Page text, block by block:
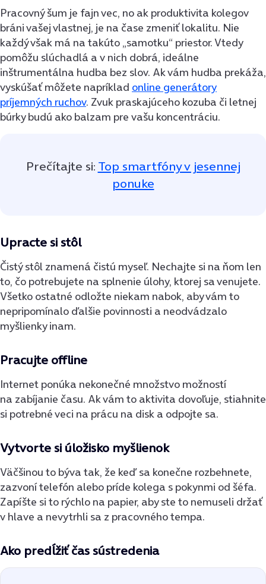
Pracovný šum je fajn vec, no ak produktivita kolegov
bráni vašej vlastnej, je na čase zmeniť lokalitu. Nie
každý však má na takúto „samotku“ priestor. Vtedy
pomôžu slúchadlá a v nich dobrá, ideálne
inštrumentálna hudba bez slov. Ak vám hudba prekáža,
vyskúšať môžete napríklad online generátory
príjemných ruchov. Zvuk praskajúceho kozuba či letnej
búrky budú ako balzam pre vašu koncentráciu.
Prečítajte si: Top smartfóny v jesennej
ponuke
Upracte si stôl
Čistý stôl znamená čistú myseľ. Nechajte si na ňom len
to, čo potrebujete na splnenie úlohy, ktorej sa venujete.
Všetko ostatné odložte niekam nabok, aby vám to
nepripomínalo ďalšie povinnosti a neodvádzalo
myšlienky inam.
Pracujte offline
Internet ponúka nekonečné množstvo možností
na zabíjanie času. Ak vám to aktivita dovoľuje, stiahnite
si potrebné veci na prácu na disk a odpojte sa.
Vytvorte si úložisko myšlienok
Väčšinou to býva tak, že keď sa konečne rozbehnete,
zazvoní telefón alebo príde kolega s pokynmi od šéfa.
Zapíšte si to rýchlo na papier, aby ste to nemuseli držať
v hlave a nevytrhli sa z pracovného tempa.
Ako predĺžiť čas sústredenia